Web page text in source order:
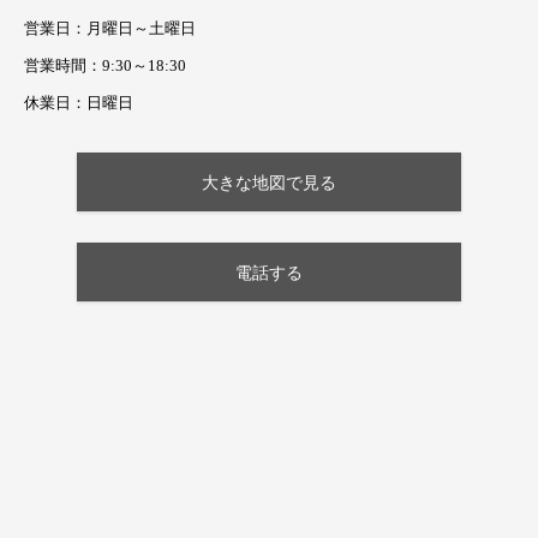
営業日：月曜日～土曜日
営業時間：9:30～18:30
休業日：日曜日
大きな地図で見る
電話する